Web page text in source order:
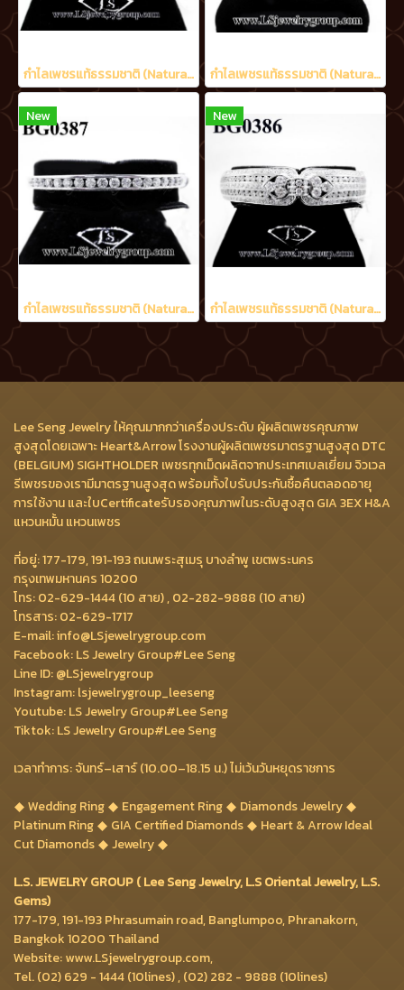
กำไลเพชรแท้ธรรมชาติ (Natural Diamonds) 1.75 Ct. กำไลเพชรแท้ธรรมชาติ (Natural Diamonds) 1.20 Ct.
New
กำไลเพชรแท้ธรรมชาติ (Natural Diamonds) 2.10 Ct.
New
กำไลเพชรแท้ธรรมชาติ (Natural Diamonds) 5.30 Ct.
Lee Seng Jewelry ให้คุณมากกว่าเครื่องประดับ ผู้ผลิตเพชรคุณภาพ
สูงสุดโดยเฉพาะ Heart&Arrow โรงงานผู้ผลิตเพชรมาตรฐานสูงสุด DTC
(BELGIUM) SIGHTHOLDER เพชรทุกเม็ดผลิตจากประเทศเบลเยี่ยม จิวเวล
รีเพชรของเรามีมาตรฐานสูงสุด พร้อมทั้งใบรับประกันซื้อคืนตลอดอายุ
การใช้งาน และใบCertificateรับรองคุณภาพในระดับสูงสุด GIA 3EX H&A
แหวนหมั้น แหวนเพชร
ที่อยู่: 177-179, 191-193 ถนนพระสุเมรุ บางลำพู เขตพระนคร
กรุงเทพมหานคร 10200
โทร: 02-629-1444 (10 สาย) , 02-282-9888 (10 สาย)
โทรสาร: 02-629-1717
E-mail: info@LSjewelrygroup.com
Facebook: LS Jewelry Group#Lee Seng
Line ID: @LSjewelrygroup
Instagram: lsjewelrygroup_leeseng
Youtube: LS Jewelry Group#Lee Seng
Tiktok: LS Jewelry Group#Lee Seng
เวลาทำการ: จันทร์–เสาร์ (10.00–18.15 น.) ไม่เว้นวันหยุดราชการ
Wedding Ring
Engagement Ring
Diamonds Jewelry
Platinum Ring
GIA Certified Diamonds
Heart & Arrow Ideal
Cut Diamonds
Jewelry
L.S. JEWELRY GROUP ( Lee Seng Jewelry, L.S Oriental Jewelry, L.S.
Gems)
177-179, 191-193 Phrasumain road, Banglumpoo, Phranakorn,
Bangkok 10200 Thailand
Website: www.LSjewelrygroup.com,
Tel. (02) 629 - 1444 (10lines) , (02) 282 - 9888 (10lines)